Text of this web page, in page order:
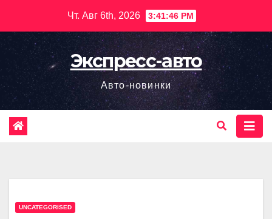
содержимому
Чт. Авг 6th, 2026 3:41:47 PM
Экспресс-авто
Авто-новинки
UNCATEGORISED